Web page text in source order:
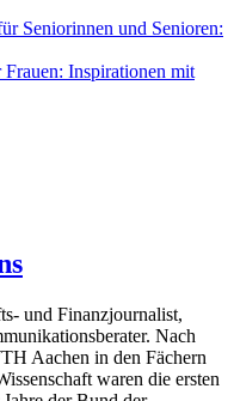
Seniorinnen und Senioren:
Frauen: Inspirationen mit
und Finanzjournalist,
Nach
Aachen in den Fächern
waren die ersten